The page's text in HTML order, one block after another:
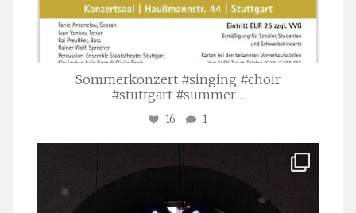
Sommerkonzert #singing #choir
#stuttgart #summer ...
16 1
Apr. 1